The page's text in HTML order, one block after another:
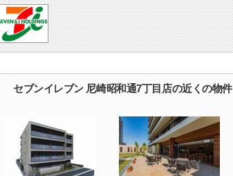
セブンイレブン 尼崎昭和通7丁目店の近くの物件